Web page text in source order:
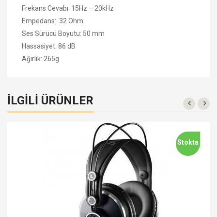
Frekans Cevabı: 15Hz – 20kHz
Empedans: 32 Ohm
Ses Sürücü Boyutu: 50 mm
Hassasiyet: 86 dB
Ağırlık: 265g
İLGILI ÜRÜNLER
Stokta